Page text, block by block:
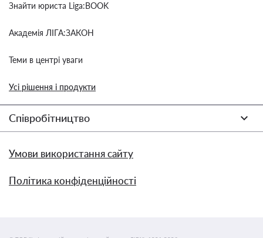
Знайти юриста Liga:BOOK
Академія ЛІГА:ЗАКОН
Теми в центрі уваги
Усі рішення і продукти
Співробітництво
Умови використання сайту
Політика конфіденційності